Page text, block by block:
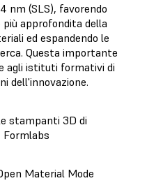
nm (SLS), favorendo
approfondita della
ed espandendo le
Questa importante
agli istituti formativi di
dell'innovazione.
stampanti 3D di
Formlabs
Material Mode